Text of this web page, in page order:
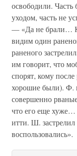
освободили. Часть
уходом, часть не
— «Да не брали…
видим один
раненого
им говорит, что
спорят, кому
хорошие были). Ф.
совершенно
что его еще хуже…
итти. Ш.
воспользовались».